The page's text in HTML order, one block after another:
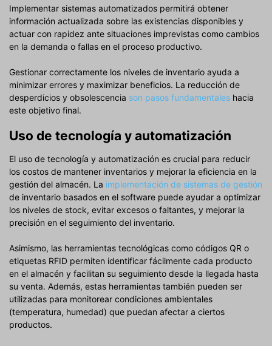
Implementar sistemas automatizados permitirá obtener
información actualizada sobre las existencias disponibles y
actuar con rapidez ante situaciones imprevistas como cambios
en la demanda o fallas en el proceso productivo.
Gestionar correctamente los niveles de inventario ayuda a
minimizar errores y maximizar beneficios. La reducción de
desperdicios y obsolescencia son pasos fundamentales hacia
este objetivo final.
Uso de tecnología y automatización
El uso de tecnología y automatización es crucial para reducir
los costos de mantener inventarios y mejorar la eficiencia en la
gestión del almacén. La implementación de sistemas de gestión
de inventario basados en el software puede ayudar a optimizar
los niveles de stock, evitar excesos o faltantes, y mejorar la
precisión en el seguimiento del inventario.
Asimismo, las herramientas tecnológicas como códigos QR o
etiquetas RFID permiten identificar fácilmente cada producto
en el almacén y facilitan su seguimiento desde la llegada hasta
su venta. Además, estas herramientas también pueden ser
utilizadas para monitorear condiciones ambientales
(temperatura, humedad) que puedan afectar a ciertos
productos.